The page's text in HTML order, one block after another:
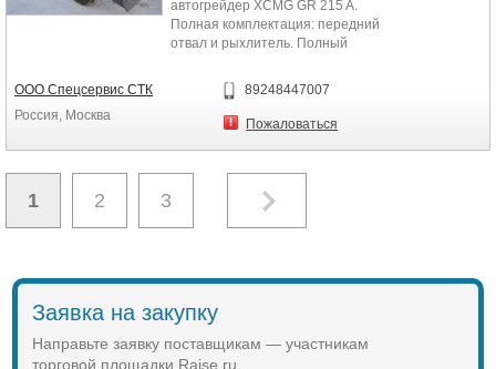
автогрейдер XCMG GR 215 A.
Полная комплектация: передний
отвал и рыхлитель. Полный
Двигатель...
ООО Спецсервис СТК
Россия, Москва
89248447007
Пожаловаться
1 2 3
Заявка на закупку
Направьте заявку поставщикам — участникам
торговой площадки Raise.ru.